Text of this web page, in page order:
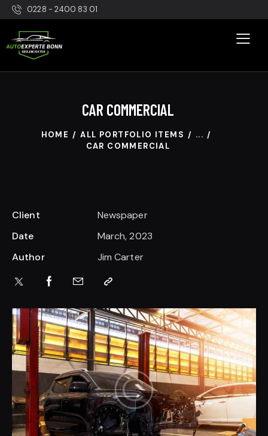
0228 - 2400 83 01
CAR COMMERCIAL
HOME ALL PORTFOLIO ITEMS
...
CAR COMMERCIAL
Client
Newspaper
Date
March, 2023
Author
Jim Carter